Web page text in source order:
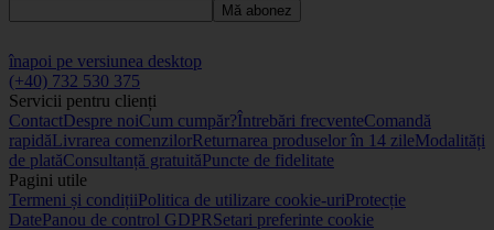
Mă abonez
înapoi pe versiunea desktop
(+40) 732 530 375
Servicii pentru clienți
ContactDespre noiCum cumpăr?Întrebări frecventeComandă
rapidăLivrarea comenzilorReturnarea produselor în 14 zileModalități
de platăConsultanță gratuităPuncte de fidelitate
Pagini utile
Termeni și condițiiPolitica de utilizare cookie-uriProtecție
DatePanou de control GDPRSetari preferinte cookie